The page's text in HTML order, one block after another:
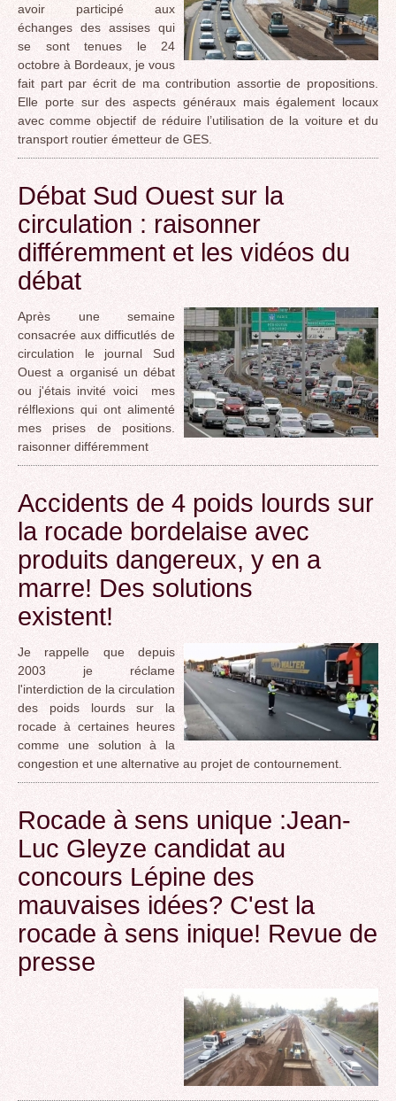
avoir participé aux
échanges des assises qui
se sont tenues le 24
octobre à Bordeaux, je vous
fait part par écrit de ma contribution assortie de propositions.
Elle porte sur des aspects généraux mais également locaux
avec comme objectif de réduire l’utilisation de la voiture et du
transport routier émetteur de GES.
Débat Sud Ouest sur la
circulation : raisonner
différemment et les vidéos du
débat
Après une semaine
consacrée aux difficutlés de
circulation le journal Sud
Ouest a organisé un débat
ou j'étais invité voici mes
rélflexions qui ont alimenté
mes prises de positions.
raisonner différemment
Accidents de 4 poids lourds sur
la rocade bordelaise avec
produits dangereux, y en a
marre! Des solutions
existent!
Je rappelle que depuis
2003 je réclame
l'interdiction de la circulation
des poids lourds sur la
rocade à certaines heures
comme une solution à la
congestion et une alternative au projet de contournement.
Rocade à sens unique :Jean-
Luc Gleyze candidat au
concours Lépine des
mauvaises idées? C'est la
rocade à sens inique! Revue de
presse